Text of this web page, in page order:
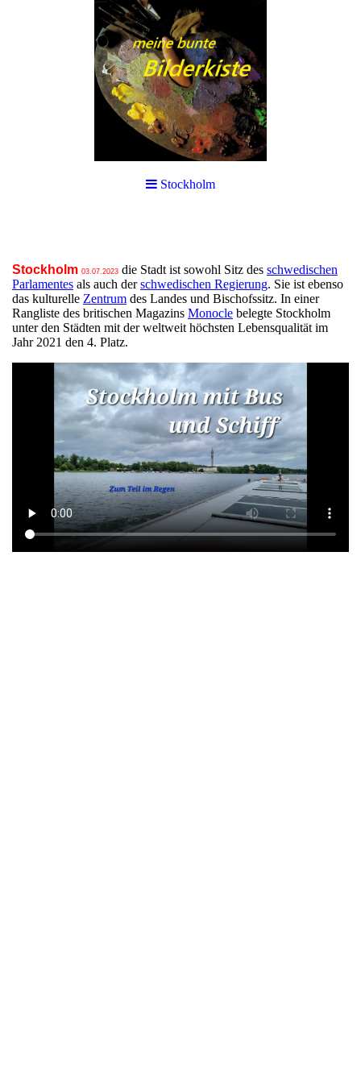
Stockholm
Stockholm 03.07.2023 die Stadt ist sowohl Sitz des schwedischen
Parlamentes als auch derschwedischen Regierung. Sie ist ebenso
das kulturelle Zentrum des Landes und Bischofssitz. In einer
Rangliste des britischen Magazins Monocle belegte Stockholm
unter den Städten mit der weltweit höchsten Lebensqualität im
Jahr 2021 den 4. Platz.